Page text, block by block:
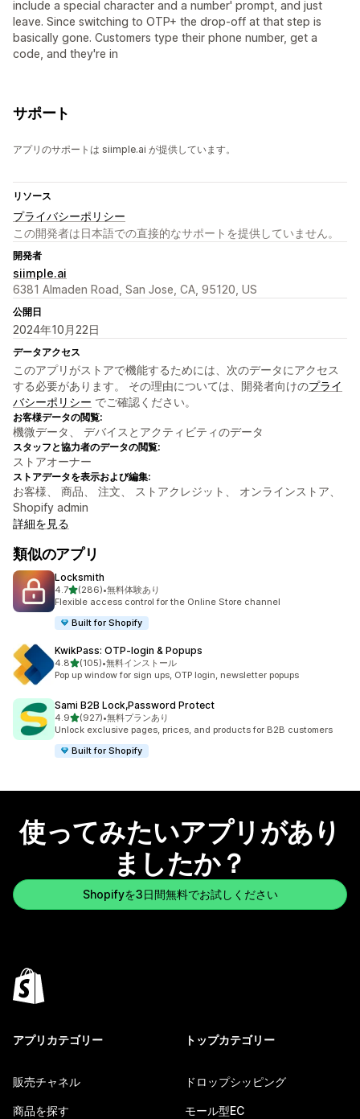
include a special character and a number' prompt, and just
leave. Since switching to OTP+ the drop-off at that step is
basically gone. Customers type their phone number, get a
code, and they're in
サポート
アプリのサポートは siimple.ai が提供しています。
リソース
プライバシーポリシー
この開発者は日本語での直接的なサポートを提供していません。
開発者
siimple.ai
6381 Almaden Road, San Jose, CA, 95120, US
公開日
2024年10月22日
データアクセス
このアプリがストアで機能するためには、次のデータにアクセス
する必要があります。 その理由については、開発者向けのプライ
バシーポリシー でご確認ください。
お客様データの閲覧:
機微データ、 デバイスとアクティビティのデータ
スタッフと協力者のデータの閲覧:
ストアオーナー
ストアデータを表示および編集:
お客様、 商品、 注文、 ストアクレジット、 オンラインストア、
Shopify admin
詳細を見る
類似のアプリ
Locksmith
4.75つ星中
(286)
合計レビュー数：286件
•無料体験あり
Flexible access control for the Online Store channel
Built for Shopify
KwikPass: OTP‑login & Popups
4.85つ星中
(105)
合計レビュー数：105件
•無料インストール
Pop up window for sign ups, OTP login, newsletter popups
Sami B2B Lock,Password Protect
4.95つ星中
(927)
合計レビュー数：927件
•無料プランあり
Unlock exclusive pages, prices, and products for B2B customers
Built for Shopify
使ってみたいアプリがあり
ましたか？
Shopifyを3日間無料でお試しください
アプリカテゴリー
販売チャネル
商品を探す
トップカテゴリー
ドロップシッピング
モール型EC